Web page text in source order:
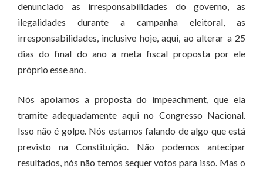
denunciado as irresponsabilidades do governo, as
ilegalidades durante a campanha eleitoral, as
irresponsabilidades, inclusive hoje, aqui, ao alterar a 25
dias do final do ano a meta fiscal proposta por ele
próprio esse ano.
Nós apoiamos a proposta do impeachment, que ela
tramite adequadamente aqui no Congresso Nacional.
Isso não é golpe. Nós estamos falando de algo que está
previsto na Constituição. Não podemos antecipar
resultados, nós não temos sequer votos para isso. Mas o